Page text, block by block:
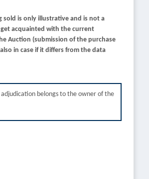
is only illustrative and is not a
acquainted with the current
Auction (submission of the purchase
in case if it differs from the data
belongs to the owner of the